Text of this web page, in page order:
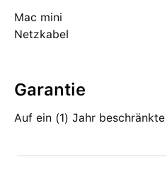
Mac mini
Netzkabel
Garantie
Auf ein (1) Jahr